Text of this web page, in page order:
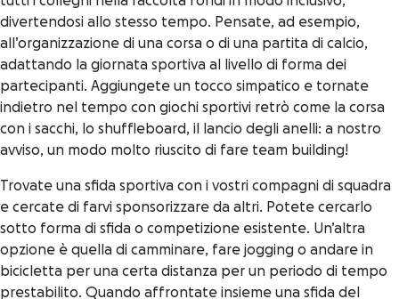
divertendosi allo stesso tempo. Pensate, ad esempio,
all’organizzazione di una corsa o di una partita di calcio,
adattando la giornata sportiva al livello di forma dei
partecipanti. Aggiungete un tocco simpatico e tornate
indietro nel tempo con giochi sportivi retrò come la corsa
con i sacchi, lo shuffleboard, il lancio degli anelli: a nostro
avviso, un modo molto riuscito di fare team building!
Trovate una sfida sportiva con i vostri compagni di squadra
e cercate di farvi sponsorizzare da altri. Potete cercarlo
sotto forma di sfida o competizione esistente. Un’altra
opzione è quella di camminare, fare jogging o andare in
bicicletta per una certa distanza per un periodo di tempo
prestabilito. Quando affrontate insieme una sfida del